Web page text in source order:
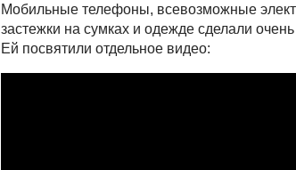
Мобильные телефоны, всевозможные
застежки на сумках и одежде сделали
Ей посвятили отдельное видео: